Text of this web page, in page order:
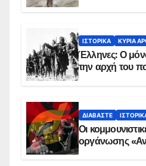
ΙΣΤΟΡΙΚΆ ΚΥΡΙΑ
Έλληνες: Ο
την αρχή του
ΔΙΑΒΆΣΤΕ
Οι
οργάνωσης